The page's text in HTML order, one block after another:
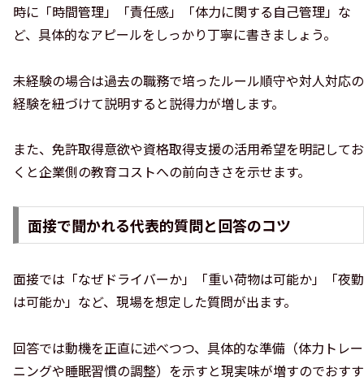
時に「時間管理」「責任感」「体力に関する自己管理」な
ど、具体的なアピールをしっかり丁寧に書きましょう。
未経験の場合は過去の職務で培ったルール順守や対人対応の
経験を紐づけて説明すると説得力が増します。
また、免許取得意欲や資格取得支援の活用希望を明記してお
くと企業側の教育コストへの前向きさを示せます。
面接で聞かれる代表的質問と回答のコツ
面接では「なぜドライバーか」「重い荷物は可能か」「夜勤
は可能か」など、現場を想定した質問が出ます。
回答では動機を正直に述べつつ、具体的な準備（体力トレー
ニングや睡眠習慣の調整）を示すと現実味が増すのでおすす